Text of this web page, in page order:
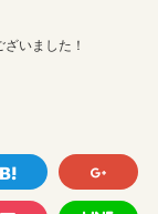
いました！